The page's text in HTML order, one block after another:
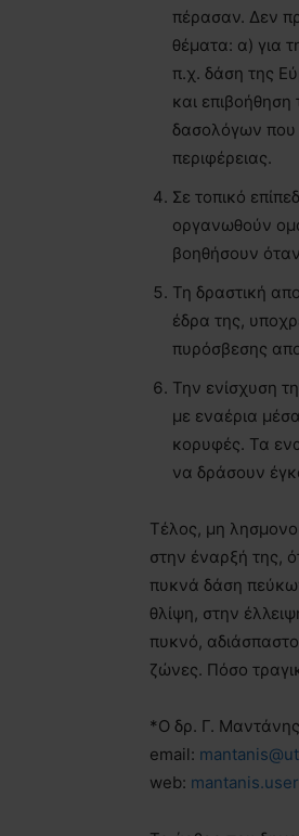
πέρασαν. Δεν
θέματα: α) για
π.χ. δάση της
και
δασολόγων που
περιφέρειας.
Σε τοπικό
οργανωθούν
βοηθήσουν
Τη δραστική
έδρα της,
πυρόσβεσης
Την ενίσχυση
με εναέρια
κορυφές. Τα
να δράσουν
Τέλος, μη
στην έναρξή της,
πυκνά δάση
θλίψη, στην
πυκνό, αδιάσπαστο
ζώνες. Πόσο
*Ο δρ. Γ. Μαντάνης
email:
web: